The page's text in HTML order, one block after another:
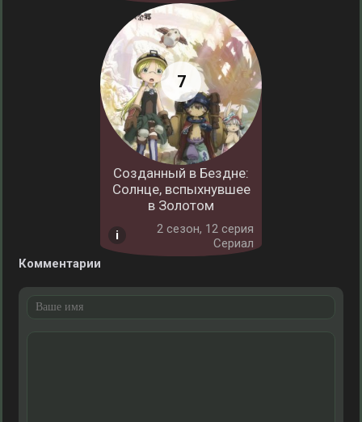
Созданный в Бездне:
Солнце, вспыхнувшее
в Золотом
2 cезон, 12 серия
Сериал
Комментарии